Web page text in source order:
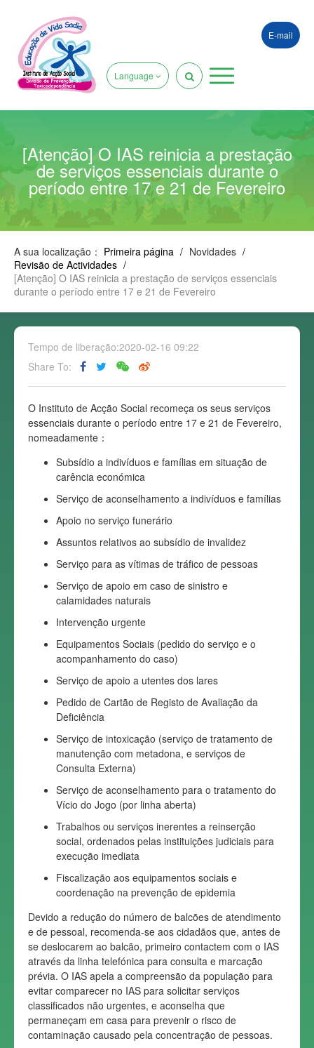
E-mail
Language
[Atenção] O IAS reinicia a prestação
de serviços essenciais durante o
período entre 17 e 21 de Fevereiro
A sua localização： Primeira página / Novidades /
Revisão de Actividades /
[Atenção] O IAS reinicia a prestação de serviços essenciais
durante o período entre 17 e 21 de Fevereiro
Tempo de liberação:2020-02-16 09:22
Share To:
O Instituto de Acção Social recomeça os seus serviços
essenciais durante o período entre 17 e 21 de Fevereiro,
nomeadamente：
Subsídio a indivíduos e famílias em situação de
carência económica
Serviço de aconselhamento a indivíduos e famílias
Apoio no serviço funerário
Assuntos relativos ao subsídio de invalidez
Serviço para as vítimas de tráfico de pessoas
Serviço de apoio em caso de sinistro e
calamidades naturais
Intervenção urgente
Equipamentos Sociais (pedido do serviço e o
acompanhamento do caso)
Serviço de apoio a utentes dos lares
Pedido de Cartão de Registo de Avaliação da
Deficiência
Serviço de intoxicação (serviço de tratamento de
manutenção com metadona, e serviços de
Consulta Externa)
Serviço de aconselhamento para o tratamento do
Vício do Jogo (por linha aberta)
Trabalhos ou serviços inerentes a reinserção
social, ordenados pelas instituições judiciais para
execução imediata
Fiscalização aos equipamentos sociais e
coordenação na prevenção de epidemia
Devido a redução do número de balcões de atendimento
e de pessoal, recomenda-se aos cidadãos que, antes de
se deslocarem ao balcão, primeiro contactem com o IAS
através da linha telefónica para consulta e marcação
prévia. O IAS apela a compreensão da população para
evitar comparecer no IAS para solicitar serviços
classificados não urgentes, e aconselha que
permaneçam em casa para prevenir o risco de
contaminação causado pela concentração de pessoas.